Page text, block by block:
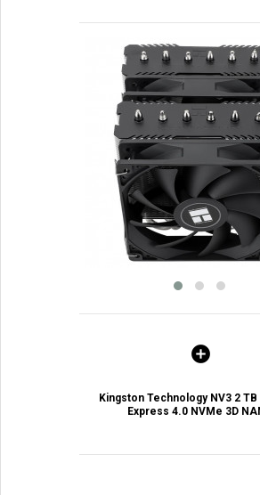
Kingston Technology NV3 2 TB
Express 4.0 NVMe 3D